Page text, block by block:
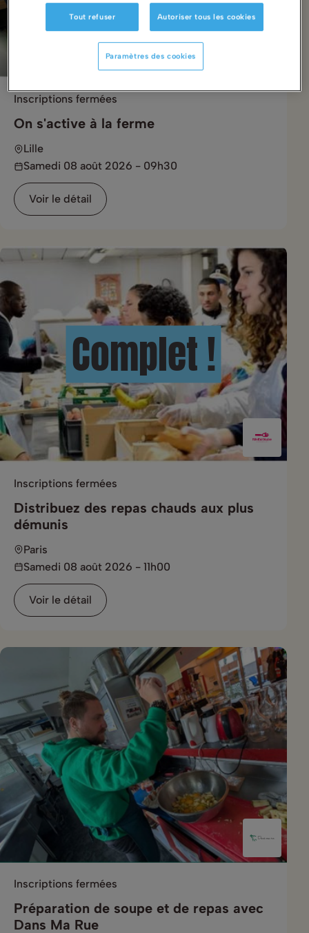
Inscriptions fermées
On s'active à la ferme
Lille
Samedi 08 août 2026 - 09h30
Voir le détail
Complet !
Inscriptions fermées
Distribuez des repas chauds aux plus
démunis
Paris
Samedi 08 août 2026 - 11h00
Voir le détail
Inscriptions fermées
Préparation de soupe et de repas avec
Dans Ma Rue
Tout refuser Autoriser tous les cookies
Paramètres des cookies